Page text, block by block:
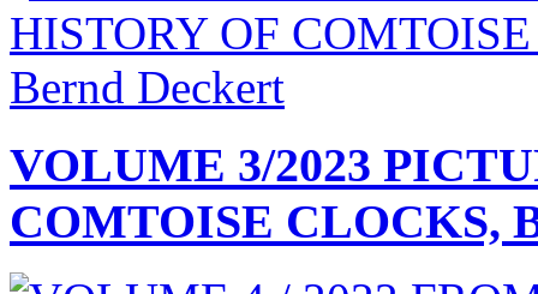
VOLUME 3/2023
COMTOISE CLOCKS,